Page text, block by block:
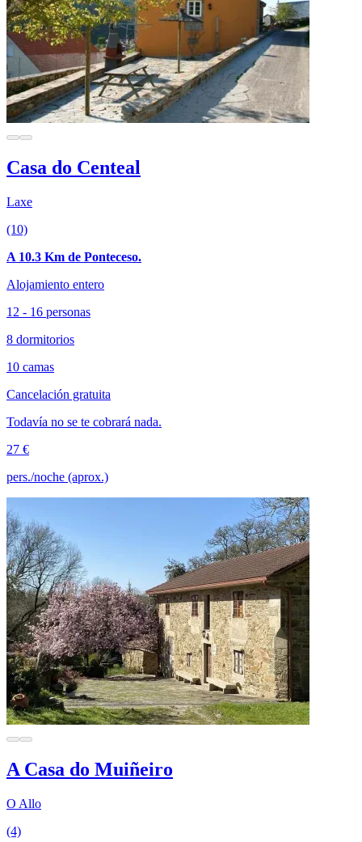
Casa do Centeal
Laxe
(10)
A 10.3 Km de Ponteceso.
Alojamiento entero
12 - 16 personas
8 dormitorios
10 camas
Cancelación gratuita
Todavía no se te cobrará nada.
27 €
pers./noche (aprox.)
A Casa do Muiñeiro
O Allo
(4)